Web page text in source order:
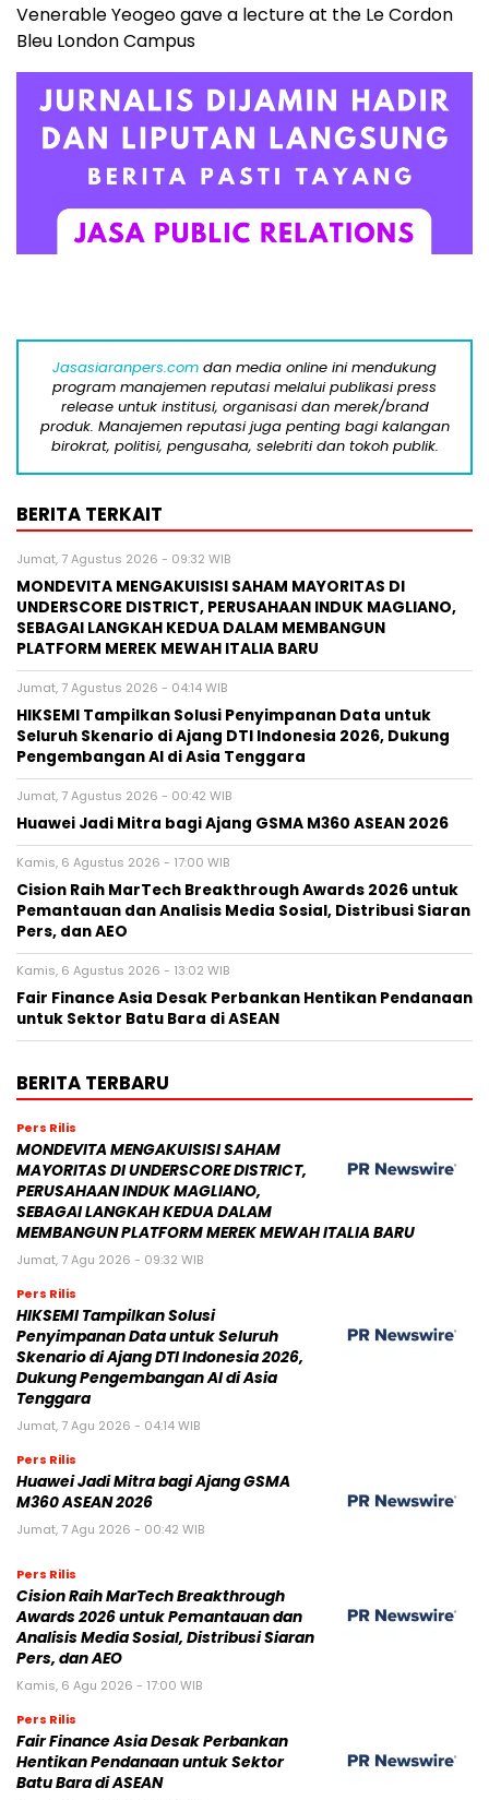
Venerable Yeogeo gave a lecture at the Le Cordon
Bleu London Campus
Jasasiaranpers.com dan media online ini mendukung
program manajemen reputasi melalui publikasi press
release untuk institusi, organisasi dan merek/brand
produk. Manajemen reputasi juga penting bagi kalangan
birokrat, politisi, pengusaha, selebriti dan tokoh publik.
BERITA TERKAIT
Jumat, 7 Agustus 2026 - 09:32 WIB
MONDEVITA MENGAKUISISI SAHAM MAYORITAS DI
UNDERSCORE DISTRICT, PERUSAHAAN INDUK MAGLIANO,
SEBAGAI LANGKAH KEDUA DALAM MEMBANGUN
PLATFORM MEREK MEWAH ITALIA BARU
Jumat, 7 Agustus 2026 - 04:14 WIB
HIKSEMI Tampilkan Solusi Penyimpanan Data untuk
Seluruh Skenario di Ajang DTI Indonesia 2026, Dukung
Pengembangan AI di Asia Tenggara
Jumat, 7 Agustus 2026 - 00:42 WIB
Huawei Jadi Mitra bagi Ajang GSMA M360 ASEAN 2026
Kamis, 6 Agustus 2026 - 17:00 WIB
Cision Raih MarTech Breakthrough Awards 2026 untuk
Pemantauan dan Analisis Media Sosial, Distribusi Siaran
Pers, dan AEO
Kamis, 6 Agustus 2026 - 13:02 WIB
Fair Finance Asia Desak Perbankan Hentikan Pendanaan
untuk Sektor Batu Bara di ASEAN
BERITA TERBARU
Pers Rilis
MONDEVITA MENGAKUISISI SAHAM
MAYORITAS DI UNDERSCORE DISTRICT,
PERUSAHAAN INDUK MAGLIANO,
SEBAGAI LANGKAH KEDUA DALAM
MEMBANGUN PLATFORM MEREK MEWAH ITALIA BARU
Jumat, 7 Agu 2026 - 09:32 WIB
Pers Rilis
HIKSEMI Tampilkan Solusi
Penyimpanan Data untuk Seluruh
Skenario di Ajang DTI Indonesia 2026,
Dukung Pengembangan AI di Asia
Tenggara
Jumat, 7 Agu 2026 - 04:14 WIB
Pers Rilis
Huawei Jadi Mitra bagi Ajang GSMA
M360 ASEAN 2026
Jumat, 7 Agu 2026 - 00:42 WIB
Pers Rilis
Cision Raih MarTech Breakthrough
Awards 2026 untuk Pemantauan dan
Analisis Media Sosial, Distribusi Siaran
Pers, dan AEO
Kamis, 6 Agu 2026 - 17:00 WIB
Pers Rilis
Fair Finance Asia Desak Perbankan
Hentikan Pendanaan untuk Sektor
Batu Bara di ASEAN